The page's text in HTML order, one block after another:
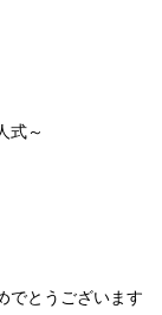
式～
でとうございます！